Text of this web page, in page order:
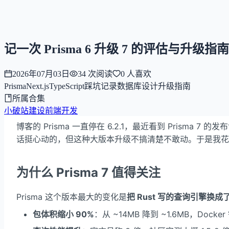
记一次 Prisma 6 升级 7 的评估与升级指南
2026年07月03日 34 次阅读 0 人喜欢
PrismaNext.jsTypeScript踩坑记录数据库设计升级指南
所属合集
小破站建设前端开发
博客的 Prisma 一直停在 6.2.1，最近看到 Prisma 7 的发
话挺心动的，但这种大版本升级不搞清楚不敢动。于是我
为什么 Prisma 7 值得关注
Prisma 这个版本最大的变化是把 Rust 写的查询引擎换成
包体积缩小 90% ：从 ~14MB 降到 ~1.6MB，Docker